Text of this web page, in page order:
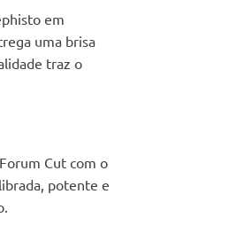
em
uma brisa
traz o
Cut com o
potente e